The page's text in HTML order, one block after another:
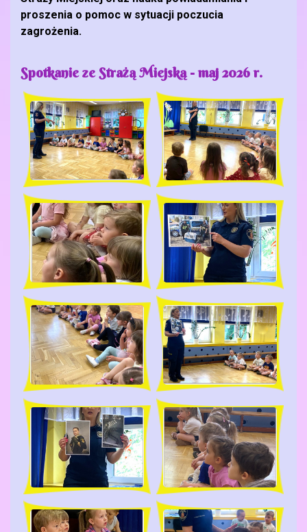
proszenia o pomoc w sytuacji poczucia
zagrożenia.
Spotkanie ze Strażą Miejską - maj 2026 r.